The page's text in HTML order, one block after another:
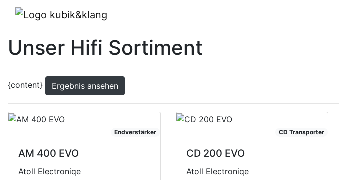
++ Betriebsferien vom 10.08. - 19.08. ab
Unser Hifi Sortiment
{content} Ergebnis ansehen
Endverstärker
AM 400 EVO
Atoll Electroniqe
CD Transporter
CD 200 EVO
Atoll Electroniqe